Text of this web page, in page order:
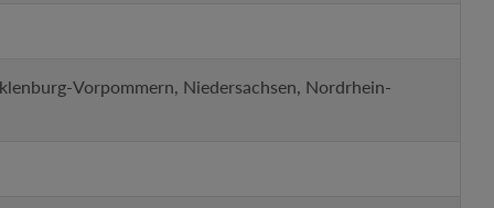
Vorpommern, Niedersachsen, Nordrhein-